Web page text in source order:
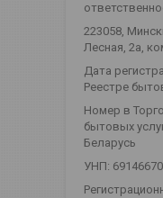
223058,
Лесная, 2а,
Дата
Реестре
Номер в
бытовых
Беларусь
УНП: